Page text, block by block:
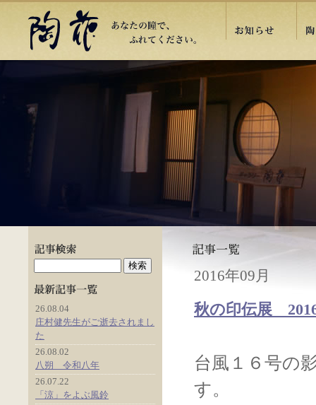
2016年09月
秋の印伝展
台風１６号の
す。
26.08.04
庄村健先生がご逝去されまし
た
26.08.02
八朔 令和八年
26.07.22
「涼」をよぶ風鈴